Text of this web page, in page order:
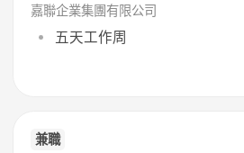
嘉聯企業集團有限公司
五天工作周
兼職